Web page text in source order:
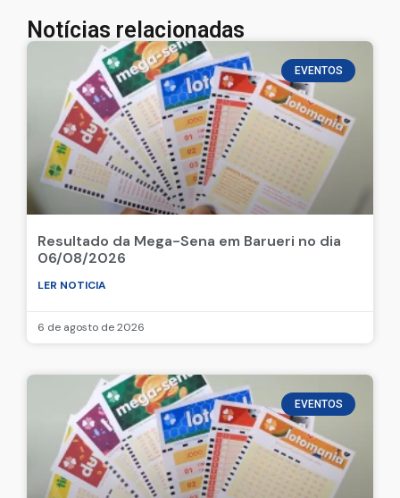
Notícias relacionadas
EVENTOS
Resultado da Mega-Sena em Barueri no dia
06/08/2026
LER NOTICIA
6 de agosto de 2026
EVENTOS